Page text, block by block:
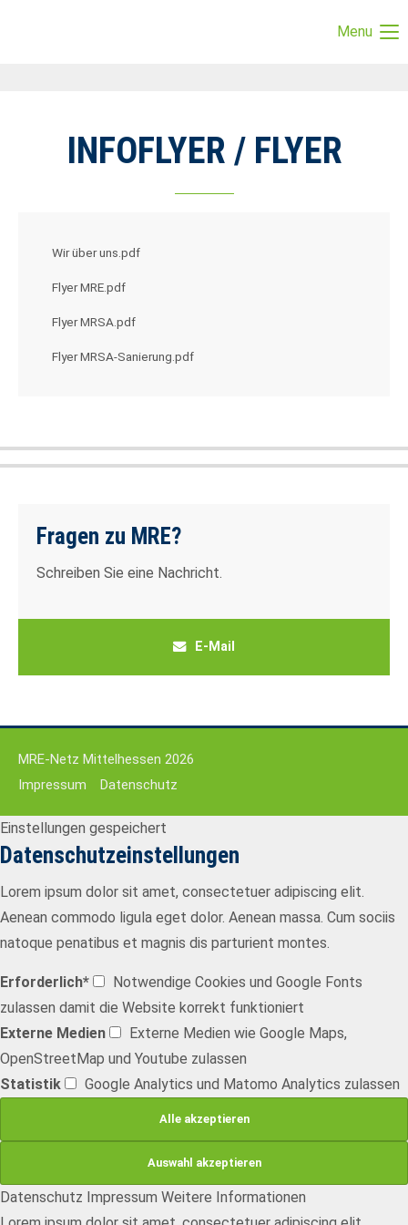
Support
24h
We offer support for our customers
Mon - Fri 8:00am - 5:00pm (GMT +1)
Get in touch
Have any questions?
+44 1234 567 890
Drop us a line
info@yourdomain.com
About us
Lorem ipsum dolor sit amet, consectetuer
Aenean commodo ligula eget dolor. Aenean massa.
Cum sociis natoque penatibus et magnis dis parturient
montes, nascetur ridiculus mus. Donec quam felis,
ultricies nec.
Menu
INFOFLYER / FLYER
Wir über uns.pdf
Flyer MRE.pdf
Flyer MRSA.pdf
Flyer MRSA-Sanierung.pdf
Fragen zu MRE?
Schreiben Sie eine Nachricht.
E-Mail
MRE-Netz Mittelhessen 2026
Impressum
Datenschutz
Einstellungen gespeichert
Datenschutzeinstellungen
Lorem ipsum dolor sit amet, consectetuer adipiscing elit.
Aenean commodo ligula eget dolor. Aenean massa. Cum sociis
natoque penatibus et magnis dis parturient montes.
Erforderlich*
Notwendige Cookies und Google Fonts
zulassen damit die Website korrekt funktioniert
Externe Medien
Externe Medien wie Google Maps,
OpenStreetMap und Youtube zulassen
Statistik
Google Analytics und Matomo Analytics zulassen
Datenschutz Impressum Weitere Informationen